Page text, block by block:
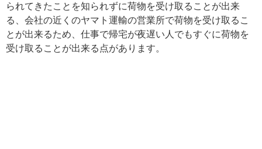
られてきたことを知られずに荷物を受け取ることが出来
る、会社の近くのヤマト運輸の営業所で荷物を受け取るこ
とが出来るため、仕事で帰宅が夜遅い人でもすぐに荷物を
受け取ることが出来る点があります。